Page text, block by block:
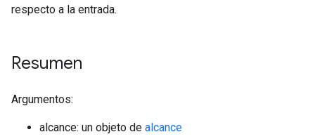
respecto a la entrada.
Resumen
Argumentos:
alcance: un objeto de alcance